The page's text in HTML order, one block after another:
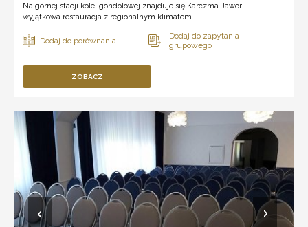
Na górnej stacji kolei gondolowej znajduje się Karczma Jawor –
wyjątkowa restauracja z regionalnym klimatem i ...
ZOBACZ